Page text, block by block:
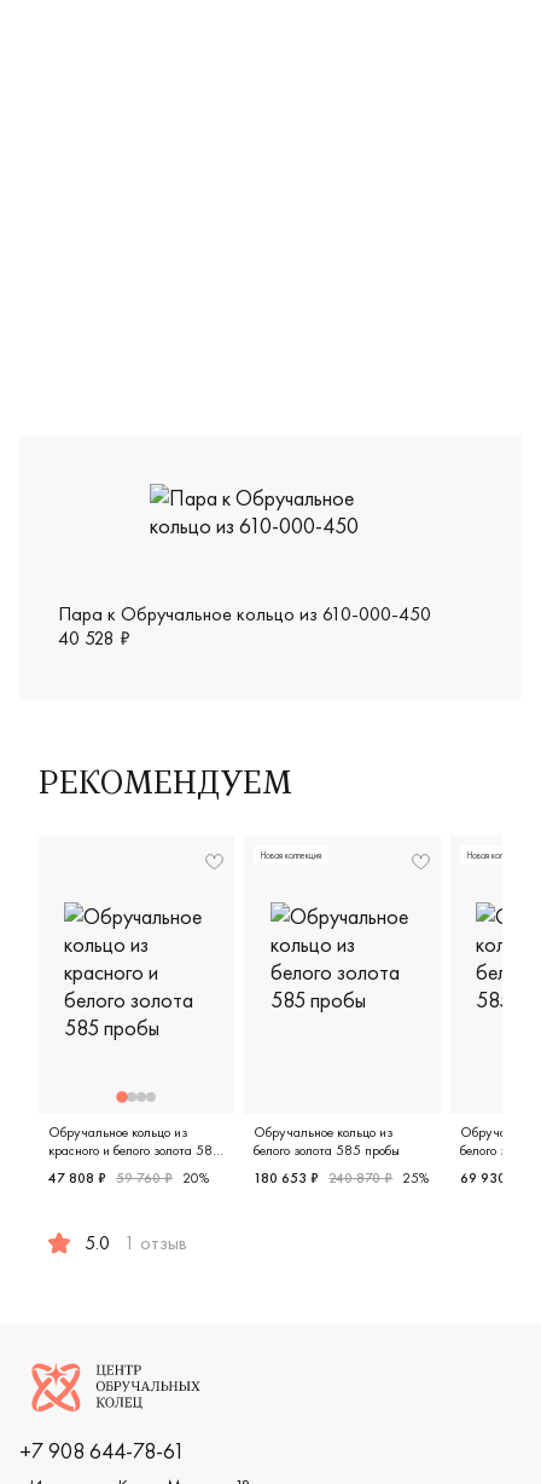
Пара к Обручальное кольцо из 610-000-450
40 528 ₽
РЕКОМЕНДУЕМ
Обручальное кольцо из
красного и белого золота 585
пробы
47 808 ₽ 59 760 ₽ 20%
5.0 1 отзыв
Новая коллекция
Обручальное кольцо из
белого золота 585 пробы
180 653 ₽ 240 870 ₽ 25%
Новая коллекция
белого
69 930 ₽
Логотип компании
+7 908 644-78-61